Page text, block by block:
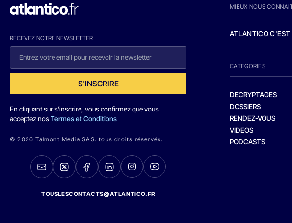
RECEVEZ NOTRE NEWSLETTER
S'INSCRIRE
En cliquant sur s'inscrire, vous confirmez que vous
acceptez nosTermes et Conditions
© 2026 Talmont Media SAS. tous droits réservés.
TOUSLESCONTACTS@ATLANTICO.FR
MIEUX NOUS
ATLANTICO C'EST
CATEGORIES
DECRYPTAGES
DOSSIERS
RENDEZ-VOUS
VIDEOS
PODCASTS